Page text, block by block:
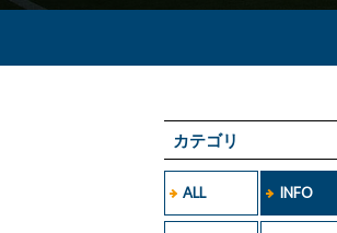
カテゴリ
ALL INFO